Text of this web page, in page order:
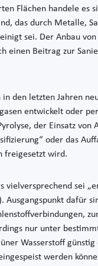
Flächen handele es
das durch Metalle,
sei. Der Anbau
einen Beitrag zur
in den letzten Jahren
entwickelt oder
der Einsatz von
oder das
freigesetzt wird.
vielversprechend sei
Ausgangspunkt dafür
nur unter
Wasserstoff
werden